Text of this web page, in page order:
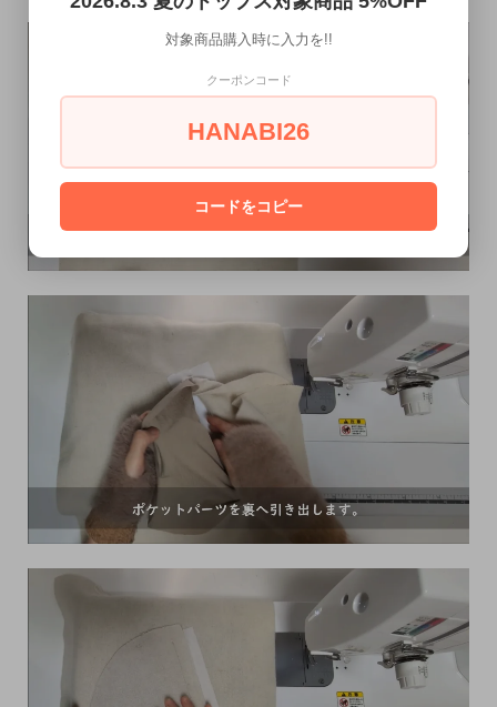
対象商品購入時に入力を!!
クーポンコード
HANABI26
コードをコピー